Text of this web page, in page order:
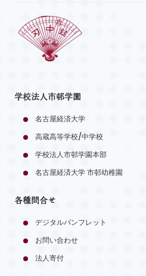
学校法人市邨学園
名古屋経済大学
高蔵高等学校/中学校
学校法人市邨学園本部
名古屋経済大学 市邨幼稚園
各種問合せ
デジタルパンフレット
お問い合わせ
法人寄付